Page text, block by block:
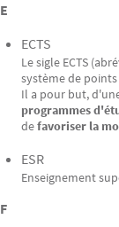
E
ECTS
Le sigle ECTS
système de
Il a pour but,
programmes
defavoriser la
ESR
Enseignement
F